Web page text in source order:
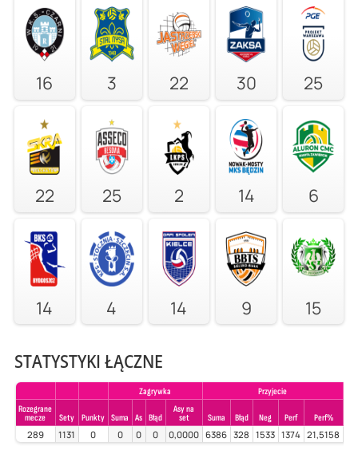
16 3 22 30 25
22 25 2 14 6
14 4 14 9 15
STATYSTYKI ŁĄCZNE
Zagrywka
Przyjecie
Rozegrane
mecze
Sety Punkty Suma As Błąd
Asy na
set
Suma Błąd Neg Perf Perf%
289 1131 0 0 0 0 0,0000 6386 328 1533 1374 21,5158